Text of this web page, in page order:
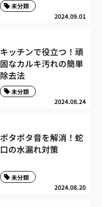
2024.09.01
未分類
キッチンで役立つ！頑
固なカルキ汚れの簡単
除去法
2024.08.24
未分類
ポタポタ音を解消！蛇
口の水漏れ対策
2024.08.20
未分類